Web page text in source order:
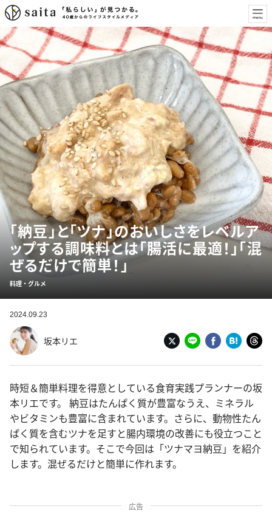
「納豆」と「ツナ」のおいしさをレベルア
ップする調味料とは「腸活に最適！」「混
ぜるだけで簡単！」
料理・グルメ
2024.09.23
坂本リエ
時短＆簡単料理を得意としている食育実践プランナーの坂
本リエです。 納豆はたんぱく質が豊富なうえ、ミネラル
やビタミンも豊富に含まれています。さらに、動物性たん
ぱく質を含むツナを足すと腸内環境の改善にも役立つこと
で知られています。そこで今回は「ツナマヨ納豆」を紹介
します。混ぜるだけと簡単に作れます。
広告